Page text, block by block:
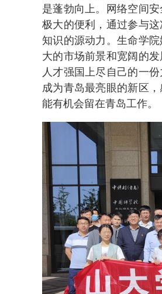
是蓬勃向上。网络空间
极大的便利，通过参与
知识的源动力。生命学
大的市场前景和宽阔的
人才强国上尽自己的一
成为青岛最亮眼的新区
能有机会留在青岛工作。